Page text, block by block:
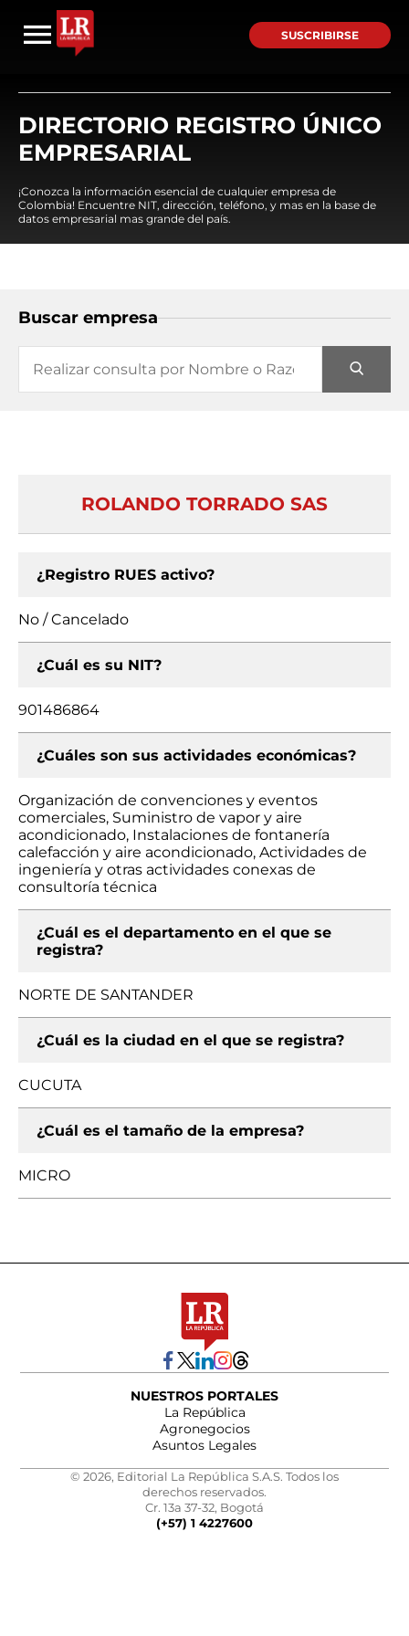
SUSCRIBIRSE
DIRECTORIO REGISTRO ÚNICO
EMPRESARIAL
¡Conozca la información esencial de cualquier empresa de
Colombia! Encuentre NIT, dirección, teléfono, y mas en la base de
datos empresarial mas grande del país.
Buscar empresa
ROLANDO TORRADO SAS
¿Registro RUES activo?
No / Cancelado
¿Cuál es su NIT?
901486864
¿Cuáles son sus actividades económicas?
Organización de convenciones y eventos
comerciales, Suministro de vapor y aire
acondicionado, Instalaciones de fontanería
calefacción y aire acondicionado, Actividades de
ingeniería y otras actividades conexas de
consultoría técnica
¿Cuál es el departamento en el que se
registra?
NORTE DE SANTANDER
¿Cuál es la ciudad en el que se registra?
CUCUTA
¿Cuál es el tamaño de la empresa?
MICRO
NUESTROS PORTALES
La República
Agronegocios
Asuntos Legales
© 2026, Editorial La República S.A.S. Todos los
derechos reservados.
Cr. 13a 37-32, Bogotá
(+57) 1 4227600